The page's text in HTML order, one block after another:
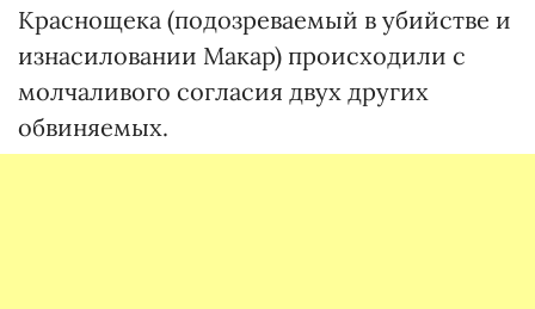
Краснощека (подозреваемый в убийстве и
изнасиловании Макар) происходили с
молчаливого согласия двух других
обвиняемых.